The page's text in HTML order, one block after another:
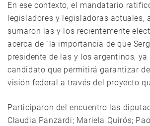
En ese contexto, el mandatario
legisladores y legisladoras actuales,
sumaron las y los recientemente
acerca de “la importancia de que
presidente de las y los argentinos, ya
candidato que permitirá garantizar
visión federal a través del proyecto
Participaron del encuentro las
Claudia Panzardi; Mariela Quirós;